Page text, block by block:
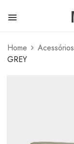
Home Acessórios
GREY